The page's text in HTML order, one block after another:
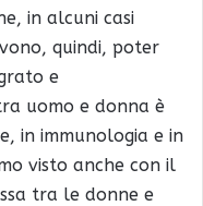
in alcuni casi
quindi, poter
e
uomo e donna è
in immunologia e in
visto anche con il
tra le donne e